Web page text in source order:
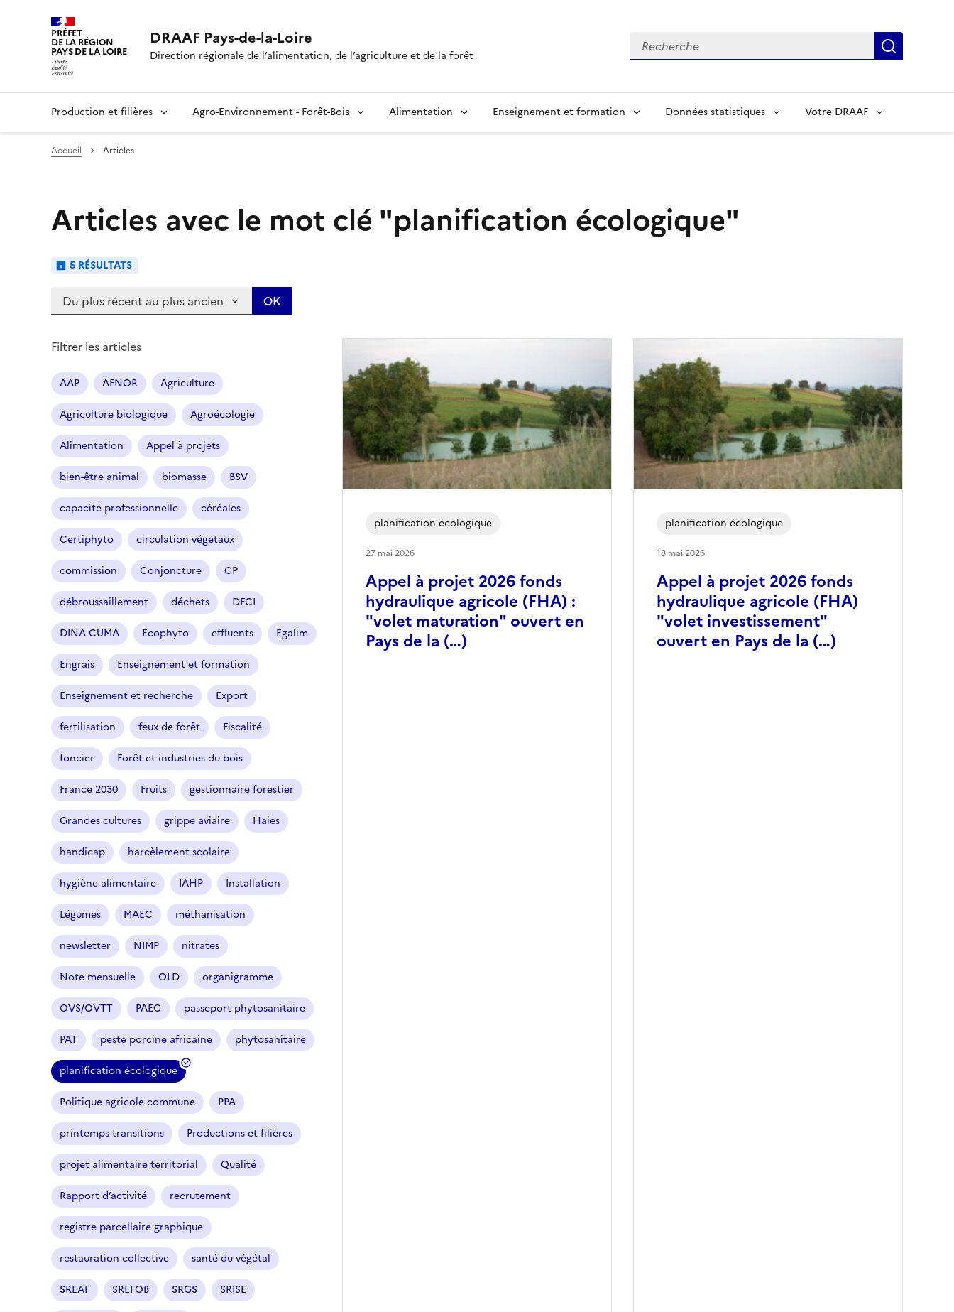
PRÉFET
DE LA RÉGION
PAYS DE LA LOIRE
DRAAF Pays-de-la-Loire
Direction régionale de l’alimentation, de l’agriculture et de la forêt
Recherche
Production et filières Agro-Environnement - Forêt-Bois Alimentation Enseignement et formation Données statistiques Votre DRAAF
Accueil Articles
Articles avec le mot clé "planification écologique"
5 RÉSULTATS
Trier les articles :
Filtrer les articles
AAP AFNOR Agriculture
Agriculture biologique Agroécologie
Alimentation Appel à projets
bien-être animal biomasse BSV
capacité professionnelle céréales
Certiphyto circulation végétaux
commission Conjoncture CP
débroussaillement déchets DFCI
DINA CUMA Ecophyto effluents Egalim
Engrais Enseignement et formation
Enseignement et recherche Export
fertilisation feux de forêt Fiscalité
foncier Forêt et industries du bois
France 2030 Fruits gestionnaire forestier
Grandes cultures grippe aviaire Haies
handicap harcèlement scolaire
hygiène alimentaire IAHP Installation
Légumes MAEC méthanisation
newsletter NIMP nitrates
Note mensuelle OLD organigramme
OVS/OVTT PAEC passeport phytosanitaire
PAT peste porcine africaine phytosanitaire
planification écologique
Politique agricole commune PPA
printemps transitions Productions et filières
projet alimentaire territorial Qualité
Rapport d’activité recrutement
registre parcellaire graphique
restauration collective santé du végétal
SREAF SREFOB SRGS SRISE
Appel à projet 2026 fonds
hydraulique agricole (FHA) :
"volet maturation" ouvert en
Pays de la (…)
planification écologique
27 mai 2026
Appel à projet 2026 fonds
hydraulique agricole (FHA)
"volet investissement"
ouvert en Pays de la (…)
planification écologique
18 mai 2026